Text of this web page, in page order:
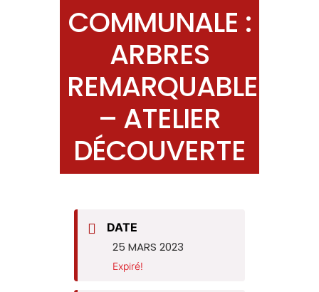
COMMUNALE :
ARBRES
REMARQUABLES
– ATELIER
DÉCOUVERTE
DATE
25 MARS 2023
Expiré!